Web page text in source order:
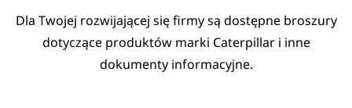
Dla Twojej rozwijającej się firmy są dostępne broszury
dotyczące produktów marki Caterpillar i inne
dokumenty informacyjne.